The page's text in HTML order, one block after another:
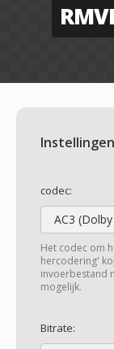
Instellingen
codec:
AC3
Het codec om
hercodering'
invoerbestand
mogelijk.
Bitrate: